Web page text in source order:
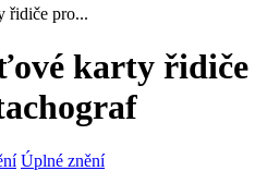
řidiče pro...
karty řidiče
Úplné znění